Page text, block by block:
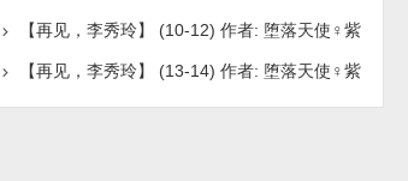
【再见，李秀玲】 (10-12) 作者: 堕落天使♀紫
【再见，李秀玲】 (13-14) 作者: 堕落天使♀紫